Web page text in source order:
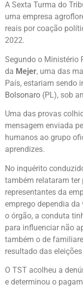
A Sexta Turma do
uma empresa
reais por coação
2022.
Segundo o Ministério
da Mejer, uma das
País, estariam sendo
Bolsonaro (PL), sob
Uma das provas
mensagem enviada
humanos ao grupo
aprendizes.
No inquérito
também relataram ter
representantes da
emprego dependia
o órgão, a conduta
para influenciar não
também o de
resultado das
O TST acolheu a
e determinou o